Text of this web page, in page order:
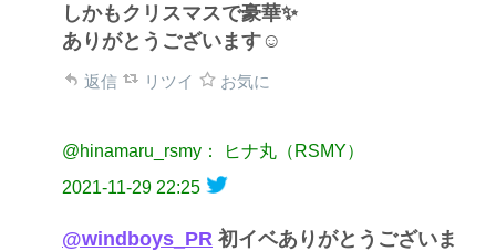
しかもクリスマスで豪華✨
ありがとうございます☺️
返信 リツイ お気に
@hinamaru_rsmy： ヒナ丸（RSMY）
2021-11-29 22:25
@windboys_PR 初イベありがとうございま